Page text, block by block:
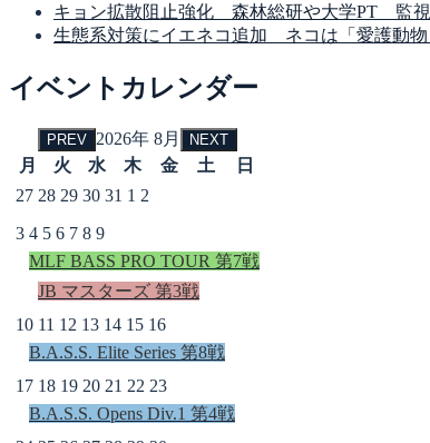
キョン拡散阻止強化 森林総研や大学PT 監
生態系対策にイエネコ追加 ネコは「愛護動
イベントカレンダー
PREV 2026年 8月 NEXT
月 火 水 木 金 土
日
27 28 29 30 31 1 2
3 4 5 6 7 8 9
MLF BASS PRO TOUR 第7戦
JB マスターズ 第3戦
10 11 12 13 14 15 16
B.A.S.S. Elite Series 第8戦
17 18 19 20 21 22 23
B.A.S.S. Opens Div.1 第4戦